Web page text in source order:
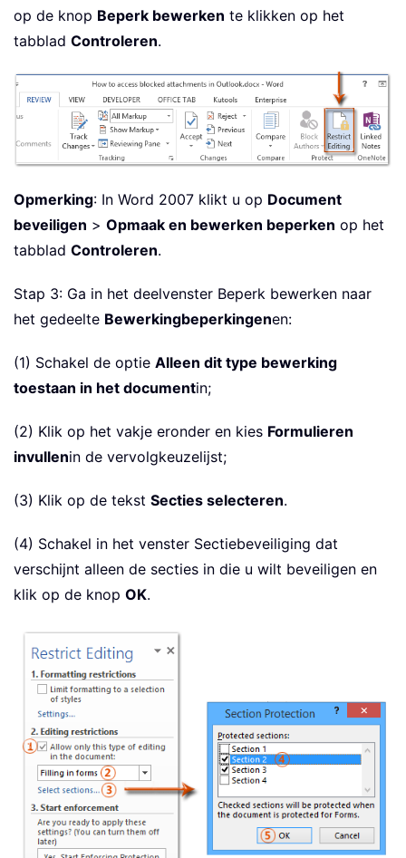
op de knop Beperk bewerken te klikken op het
tabblad Controleren.
Opmerking: In Word 2007 klikt u op Document
beveiligen > Opmaak en bewerken beperken op het
tabblad Controleren.
Stap 3: Ga in het deelvenster Beperk bewerken naar
het gedeelte Bewerkingbeperkingenen:
(1) Schakel de optie Alleen dit type bewerking
toestaan in het documentin;
(2) Klik op het vakje eronder en kies Formulieren
invullenin de vervolgkeuzelijst;
(3) Klik op de tekst Secties selecteren.
(4) Schakel in het venster Sectiebeveiliging dat
verschijnt alleen de secties in die u wilt beveiligen en
klik op de knop OK.